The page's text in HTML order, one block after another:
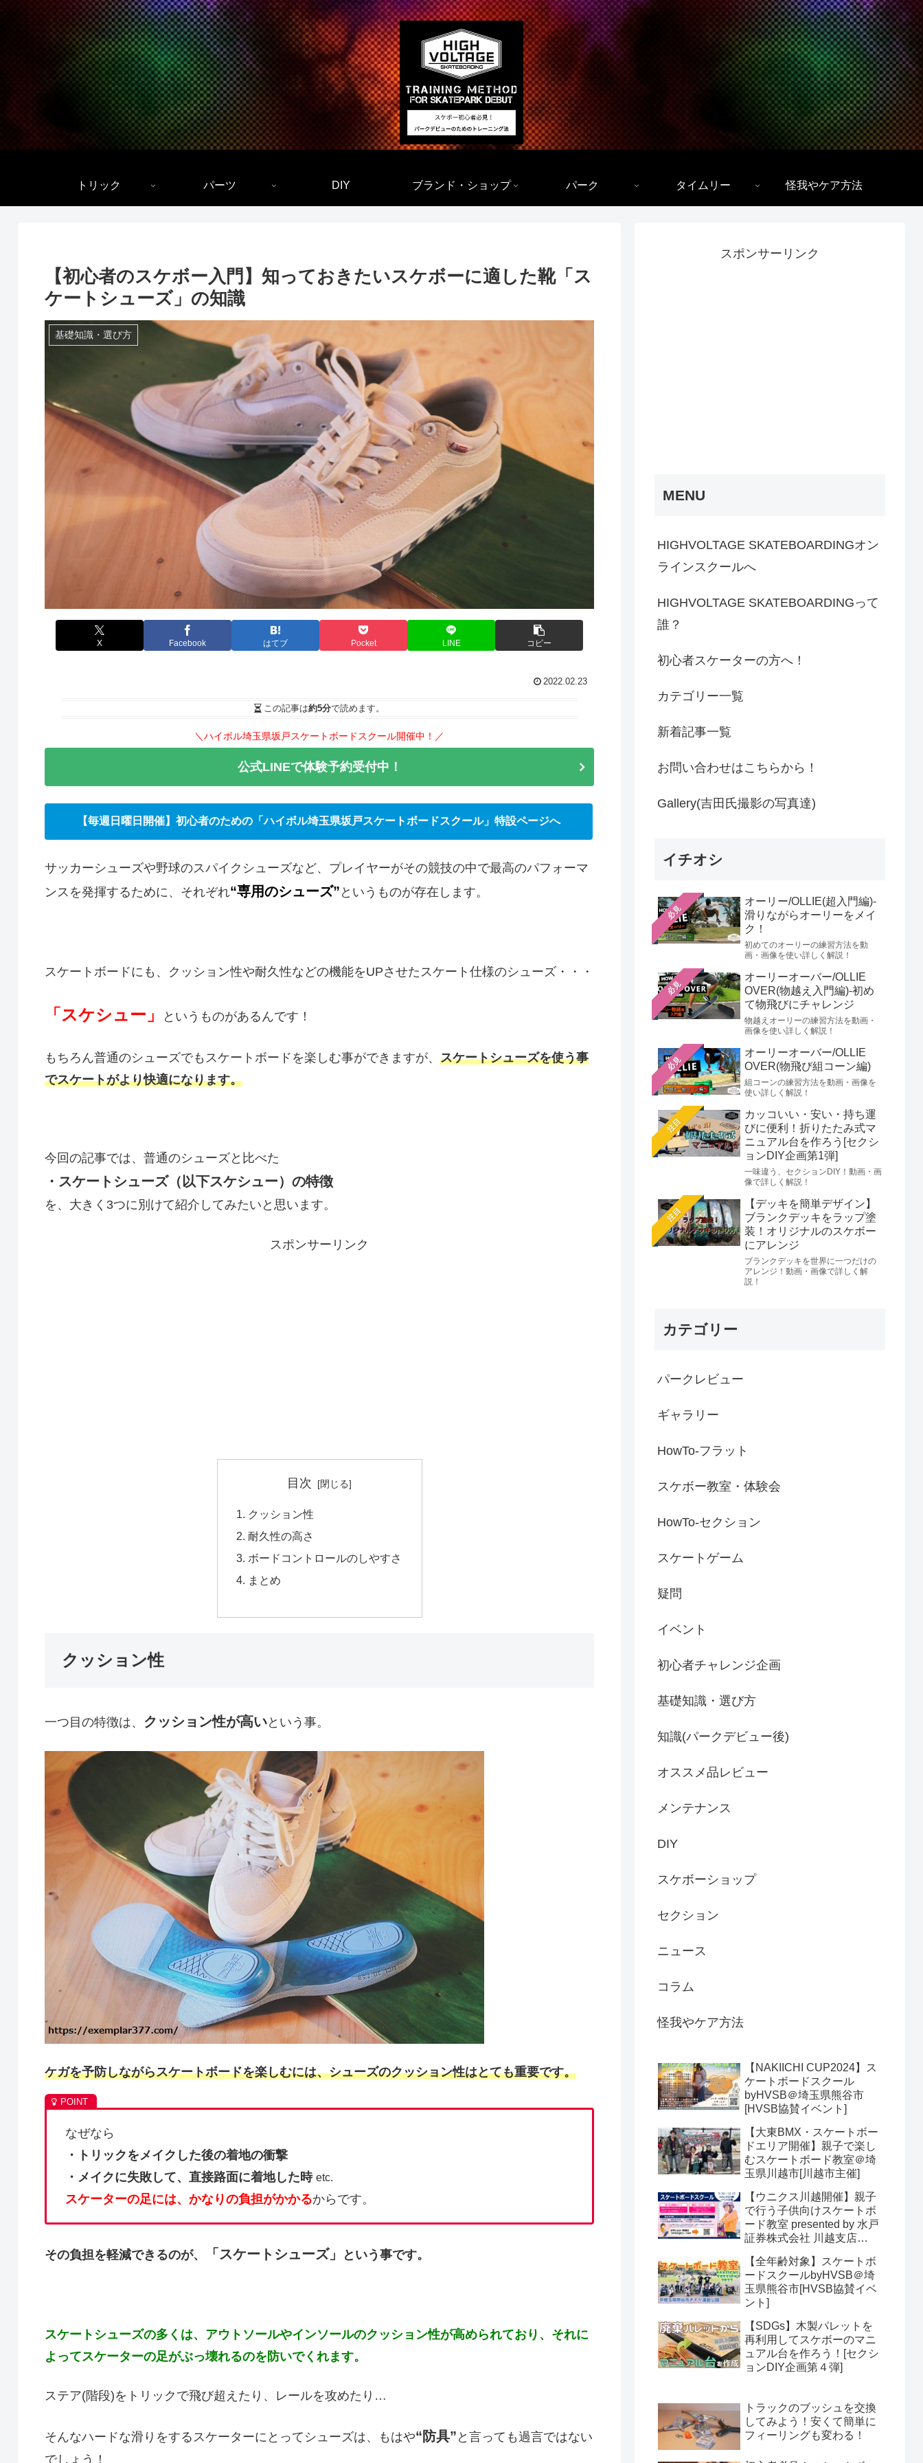
トリック パーツ DIY ブランド・ショップ パーク タイムリー 怪我やケア方法
【初心者のスケボー入門】知っておきたいスケボーに適した靴「ス
ケートシューズ」の知識
基礎知識・選び方
X Facebook はてブ Pocket LINE コピー
2022.02.23
この記事は約5分で読めます。
＼ハイボル埼玉県坂戸スケートボードスクール開催中！／
公式LINEで体験予約受付中！
【毎週日曜日開催】初心者のための「ハイボル埼玉県坂戸スケートボードスクール」特設ページへ
サッカーシューズや野球のスパイクシューズなど、プレイヤーがその競技の中で最高のパフォーマ
ンスを発揮するために、それぞれ“専用のシューズ” というものが存在します。
スケートボードにも、クッション性や耐久性などの機能をUPさせたスケート仕様のシューズ・・・
「スケシュー」 というものがあるんです！
もちろん普通のシューズでもスケートボードを楽しむ事ができますが、 スケートシューズを使う事
でスケートがより快適になります。
今回の記事では、普通のシューズと比べた
・スケートシューズ（以下スケシュー）の特徴
を、大きく3つに別けて紹介してみたいと思います。
スポンサーリンク
目次
クッション性
耐久性の高さ
ボードコントロールのしやすさ
まとめ
クッション性
一つ目の特徴は、 クッション性が高いという事。
ケガを予防しながらスケートボードを楽しむには、シューズのクッション性はとても重要です。
なぜなら
・トリックをメイクした後の着地の衝撃
・メイクに失敗して、直接路面に着地した時 etc.
スケーターの足には、かなりの負担がかかるからです。
その負担を軽減できるのが、 「スケートシューズ」 という事です。
スケートシューズの多くは、アウトソールやインソールのクッション性が高められており、それに
よってスケーターの足がぶっ壊れるのを防いでくれます。
ステア(階段)をトリックで飛び超えたり、レールを攻めたり…
そんなハードな滑りをするスケーターにとってシューズは、もはや“防具” と言っても過言ではない
でしょう！
スポンサーリンク
MENU
HIGHVOLTAGE SKATEBOARDINGオン
ラインスクールへ
HIGHVOLTAGE SKATEBOARDINGって
誰？
初心者スケーターの方へ！
カテゴリー一覧
新着記事一覧
お問い合わせはこちらから！
Gallery(吉田氏撮影の写真達)
イチオシ
必見
オーリー/OLLIE(超入門編)-
滑りながらオーリーをメイ
ク！
初めてのオーリーの練習方法を動
画・画像を使い詳しく解説！
必見
オーリーオーバー/OLLIE
OVER(物越え入門編)-初め
て物飛びにチャレンジ
物越えオーリーの練習方法を動画・
画像を使い詳しく解説！
必見
オーリーオーバー/OLLIE
OVER(物飛び組コーン編)
組コーンの練習方法を動画・画像を
使い詳しく解説！
注目
カッコいい・安い・持ち運
びに便利！折りたたみ式マ
ニュアル台を作ろう[セクシ
ョンDIY企画第1弾]
一味違う、セクションDIY！動画・画
像で詳しく解説！
注目
【デッキを簡単デザイン】
ブランクデッキをラップ塗
装！オリジナルのスケボー
にアレンジ
ブランクデッキを世界に一つだけの
アレンジ！動画・画像で詳しく解
説！
カテゴリー
パークレビュー
ギャラリー
HowTo-フラット
スケボー教室・体験会
HowTo-セクション
スケートゲーム
疑問
イベント
初心者チャレンジ企画
基礎知識・選び方
知識(パークデビュー後)
オススメ品レビュー
メンテナンス
DIY
スケボーショップ
セクション
ニュース
コラム
怪我やケア方法
【NAKIICHI CUP2024】ス
ケートボードスクール
byHVSB＠埼玉県熊谷市
[HVSB協賛イベント]
【大東BMX・スケートボー
ドエリア開催】親子で楽し
むスケートボード教室＠埼
玉県川越市[川越市主催]
【ウニクス川越開催】親子
で行う子供向けスケートボ
ード教室 presented by 水戸
証券株式会社 川越支店
[HVSB主催]
【全年齢対象】スケートボ
ードスクールbyHVSB＠埼
玉県熊谷市[HVSB協賛イベ
ント]
【SDGs】木製パレットを
再利用してスケボーのマニ
ュアル台を作ろう！[セクシ
ョンDIY企画第４弾]
トラックのブッシュを交換
してみよう！安くて簡単に
フィーリングも変わる！